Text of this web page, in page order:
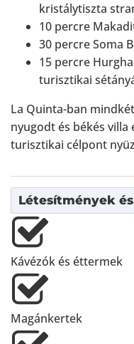
kristálytiszta
10 percre
30 percre Soma
15 percre
turisztikai
La Quinta-ban
nyugodt és békés
turisztikai célpont
Létesítmények
Kávézók és éttermek
Magánkertek